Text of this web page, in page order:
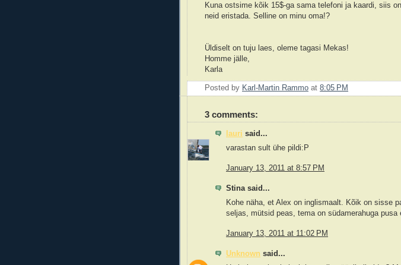
Kuna ostsime kõik 15$-ga sama telefoni ja kaardi, siis
neid eristada. Selline on minu oma!?
Üldiselt on tuju laes, oleme tagasi Mekas!
Homme jälle,
Karla
Posted by Karl-Martin Rammo at 8:05 PM
3 comments:
lauri said...
varastan sult ühe pildi:P
January 13, 2011 at 8:57 PM
Stina said...
Kohe näha, et Alex on inglismaalt. Kõik on sisse
seljas, mütsid peas, tema on südamerahuga pusa
January 13, 2011 at 11:02 PM
Unknown said...